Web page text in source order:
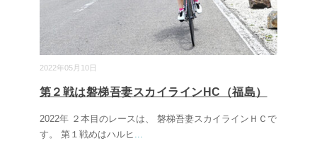
2022年05月10日
第２戦は磐梯吾妻スカイラインHC（福島）
2022年 ２本目のレースは、 磐梯吾妻スカイラインＨＣで
す。 第１戦めはハルヒ ...